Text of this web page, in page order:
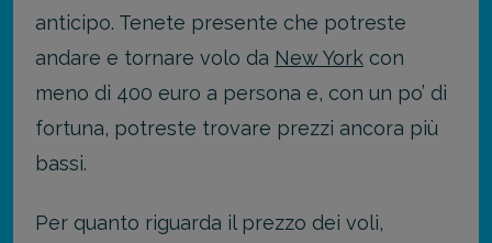
anticipo. Tenete presente che potreste
andare e tornare volo da New York con
meno di 400 euro a persona e, con un po’ di
fortuna, potreste trovare prezzi ancora più
bassi.
Per quanto riguarda il prezzo dei voli,